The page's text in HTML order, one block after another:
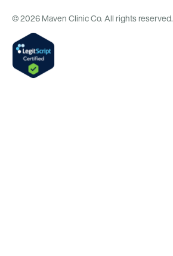
© 2026 Maven Clinic Co. All rights reserved.